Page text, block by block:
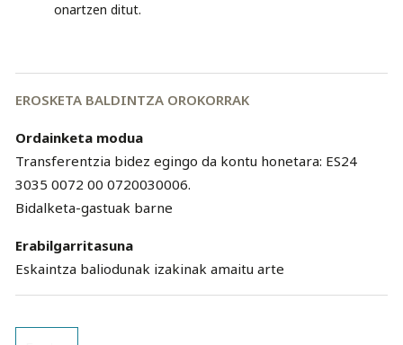
onartzen ditut.
EROSKETA BALDINTZA OROKORRAK
Ordainketa modua
Transferentzia bidez egingo da kontu honetara: ES24
3035 0072 00 0720030006.
Bidalketa-gastuak barne
Erabilgarritasuna
Eskaintza baliodunak izakinak amaitu arte